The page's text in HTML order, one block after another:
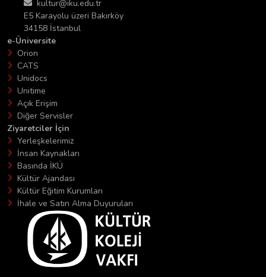
kultur@iku.edu.tr
E5 Karayolu üzeri Bakırköy
34158 İstanbul
e-Üniversite
Orion
CATS
Unidocs
Unitime
Açık Erişim
Diğer Servisler
Ziyaretciler İçin
Yerleşkelerimiz
İnsan Kaynakları
Basında İKÜ
Kültür Ajandası
Kültür Eğitim Kurumları
İhale ve Satın Alma Duyuruları